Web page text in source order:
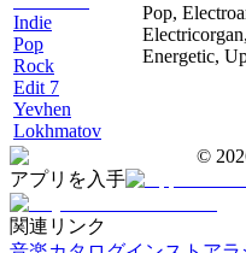
Indie
Pop
Rock
Edit 7
Yevhen
Lokhmatov
Pop,
Energetic,
©
アプリを入手
関連リンク